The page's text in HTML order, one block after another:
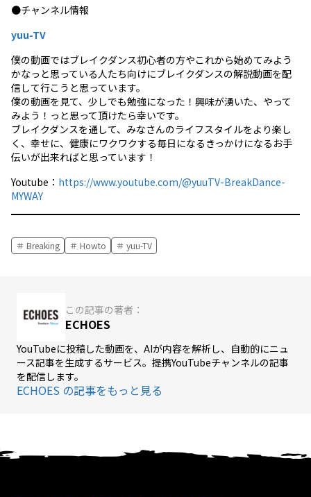
●チャンネル情報
yuu-TV
僕の動画ではブレイクダンス初心者の方やこれから始めてみよう
かなっと思っている人たち向けにブレイクダンスの解説動画を配
信して行こうと思っています。
僕の動画を見て、少しでも勉強になった！興味が湧いた、やって
みよう！っと思って頂けたら幸いです。
ブレイクダンスを通して、みなさんのライフスタイルをより楽し
く、幸せに、健康にワクワクする毎日になるきっかけになるお手
伝いが出来ればと思っています！
Youtube： https://www.youtube.com/@yuuTV-BreakDance-
MYWAY
Breaking Howto yuu-TV
この記事の著者：
ECHOES
YouTubeに投稿した動画を、AIが内容を解析し、自動的にニュ
ース記事を生成するサービス。提携YouTubeチャンネルの記事
を配信します。
ECHOES の記事をもっと見る